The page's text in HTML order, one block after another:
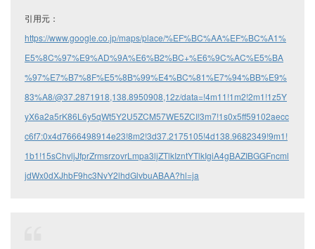
引用元：
https://www.google.co.jp/maps/place/%EF%BC%AA%EF%BC%A1%
E5%8C%97%E9%AD%9A%E6%B2%BC+%E6%9C%AC%E5%BA
%97%E7%B7%8F%E5%8B%99%E4%BC%81%E7%94%BB%E9%
83%A8/@37.2871918,138.8950908,12z/data=!4m11!1m2!2m1!1z5Y
yX6a2a5rK86L6y5qWt5Y2U5ZCM57WE5ZCI!3m7!1s0x5ff59102aecc
c6f7:0x4d7666498914e23!8m2!3d37.2175105!4d138.9682349!9m1!
1b1!15sChvljJfprZrmsrzovrLmpa3ljZTlkIzntYTlkIgiA4gBAZIBGGFncml
jdWx0dXJhbF9hc3NvY2lhdGlvbuABAA?hl=ja